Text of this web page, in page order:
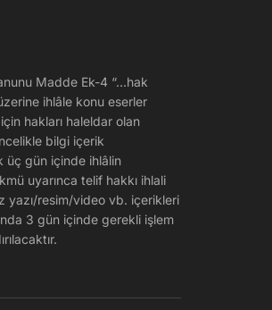
Madde Ek-4 “…hak
ihlâle konu eserler
hakları haleldar olan
bilgi içerik
üç gün içinde ihlâlin
uyarınca telif hakkı ihlali
yazı/resim/video vb. içerikleri
3 gün içinde gerekli işlem